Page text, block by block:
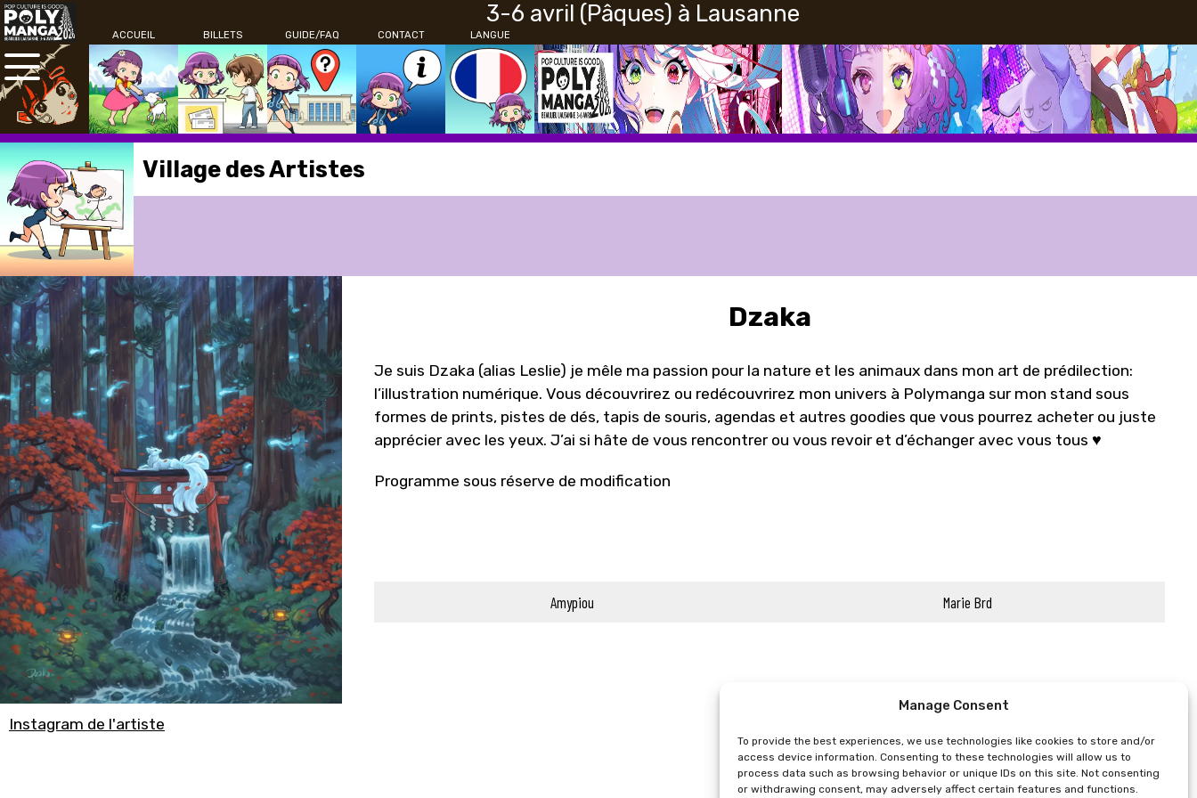
Manage Consent
To provide the best experiences, we use technologies like cookies to store and/or
access device information. Consenting to these technologies will allow us to
process data such as browsing behavior or unique IDs on this site. Not consenting
or withdrawing consent, may adversely affect certain features and functions.
3-6 avril (Pâques) à Lausanne
LANGUE
ACCUEIL BILLETS GUIDE/FAQ CONTACT
Village des Artistes
Instagram de l'artiste
Dzaka
Je suis Dzaka (alias Leslie) je mêle ma passion pour la nature et les animaux dans mon art de prédilection:
l’illustration numérique. Vous découvrirez ou redécouvrirez mon univers à Polymanga sur mon stand sous
formes de prints, pistes de dés, tapis de souris, agendas et autres goodies que vous pourrez acheter ou juste
apprécier avec les yeux. J’ai si hâte de vous rencontrer ou vous revoir et d’échanger avec vous tous ♥
Programme sous réserve de modification
Amypiou Marie Brd